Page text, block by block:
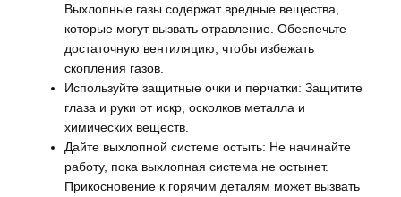
Выхлопные газы содержат вредные вещества,
которые могут вызвать отравление. Обеспечьте
достаточную вентиляцию, чтобы избежать
скопления газов.
Используйте защитные очки и перчатки: Защитите
глаза и руки от искр, осколков металла и
химических веществ.
Дайте выхлопной системе остыть: Не начинайте
работу, пока выхлопная система не остынет.
Прикосновение к горячим деталям может вызвать